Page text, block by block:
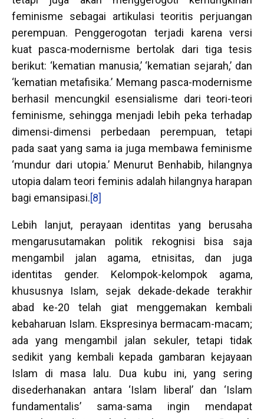
feminisme sebagai artikulasi teoritis perjuangan
perempuan. Penggerogotan terjadi karena versi
kuat pasca-modernisme bertolak dari tiga tesis
berikut: ‘kematian manusia,’ ‘kematian sejarah,’ dan
‘kematian metafisika.’ Memang pasca-modernisme
berhasil mencungkil esensialisme dari teori-teori
feminisme, sehingga menjadi lebih peka terhadap
dimensi-dimensi perbedaan perempuan, tetapi
pada saat yang sama ia juga membawa feminisme
‘mundur dari utopia.’ Menurut Benhabib, hilangnya
utopia dalam teori feminis adalah hilangnya harapan
bagi emansipasi.[8]
Lebih lanjut, perayaan identitas yang berusaha
mengarusutamakan politik rekognisi bisa saja
mengambil jalan agama, etnisitas, dan juga
identitas gender. Kelompok-kelompok agama,
khususnya Islam, sejak dekade-dekade terakhir
abad ke-20 telah giat menggemakan kembali
kebaharuan Islam. Ekspresinya bermacam-macam;
ada yang mengambil jalan sekuler, tetapi tidak
sedikit yang kembali kepada gambaran kejayaan
Islam di masa lalu. Dua kubu ini, yang sering
disederhanakan antara ‘Islam liberal’ dan ‘Islam
fundamentalis’ sama-sama ingin mendapat